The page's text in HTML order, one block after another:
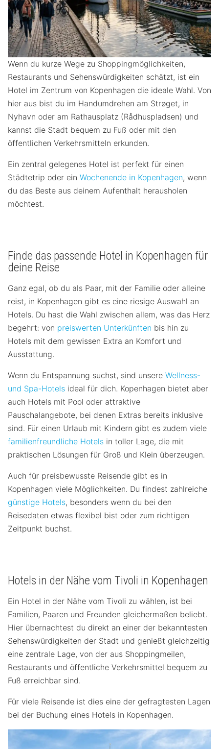
Wenn du kurze Wege zu Shoppingmöglichkeiten,
Restaurants und Sehenswürdigkeiten schätzt, ist ein
Hotel im Zentrum von Kopenhagen die ideale Wahl. Von
hier aus bist du im Handumdrehen am Strøget, in
Nyhavn oder am Rathausplatz (Rådhuspladsen) und
kannst die Stadt bequem zu Fuß oder mit den
öffentlichen Verkehrsmitteln erkunden.
Ein zentral gelegenes Hotel ist perfekt für einen
Städtetrip oder ein Wochenende in Kopenhagen, wenn
du das Beste aus deinem Aufenthalt herausholen
möchtest.
Finde das passende Hotel in Kopenhagen für
deine Reise
Ganz egal, ob du als Paar, mit der Familie oder alleine
reist, in Kopenhagen gibt es eine riesige Auswahl an
Hotels. Du hast die Wahl zwischen allem, was das Herz
begehrt: von preiswerten Unterkünften bis hin zu
Hotels mit dem gewissen Extra an Komfort und
Ausstattung.
Wenn du Entspannung suchst, sind unsere Wellness-
und Spa-Hotels ideal für dich. Kopenhagen bietet aber
auch Hotels mit Pool oder attraktive
Pauschalangebote, bei denen Extras bereits inklusive
sind. Für einen Urlaub mit Kindern gibt es zudem viele
familienfreundliche Hotels in toller Lage, die mit
praktischen Lösungen für Groß und Klein überzeugen.
Auch für preisbewusste Reisende gibt es in
Kopenhagen viele Möglichkeiten. Du findest zahlreiche
günstige Hotels, besonders wenn du bei den
Reisedaten etwas flexibel bist oder zum richtigen
Zeitpunkt buchst.
Hotels in der Nähe vom Tivoli in Kopenhagen
Ein Hotel in der Nähe vom Tivoli zu wählen, ist bei
Familien, Paaren und Freunden gleichermaßen beliebt.
Hier übernachtest du direkt an einer der bekanntesten
Sehenswürdigkeiten der Stadt und genießt gleichzeitig
eine zentrale Lage, von der aus Shoppingmeilen,
Restaurants und öffentliche Verkehrsmittel bequem zu
Fuß erreichbar sind.
Für viele Reisende ist dies eine der gefragtesten Lagen
bei der Buchung eines Hotels in Kopenhagen.